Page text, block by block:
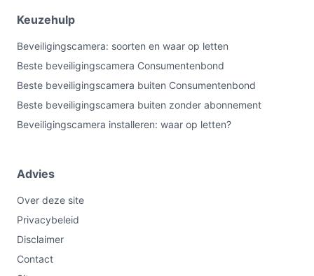
Keuzehulp
Beveiligingscamera: soorten en waar op letten
Beste beveiligingscamera Consumentenbond
Beste beveiligingscamera buiten Consumentenbond
Beste beveiligingscamera buiten zonder abonnement
Beveiligingscamera installeren: waar op letten?
Advies
Over deze site
Privacybeleid
Disclaimer
Contact